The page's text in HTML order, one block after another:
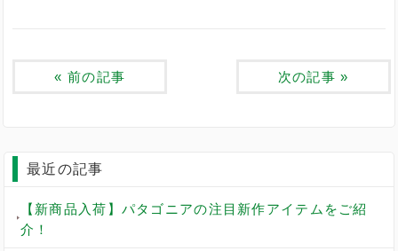
« 前の記事 次の記事 »
最近の記事
【新商品入荷】パタゴニアの注目新作アイテムをご紹
介！